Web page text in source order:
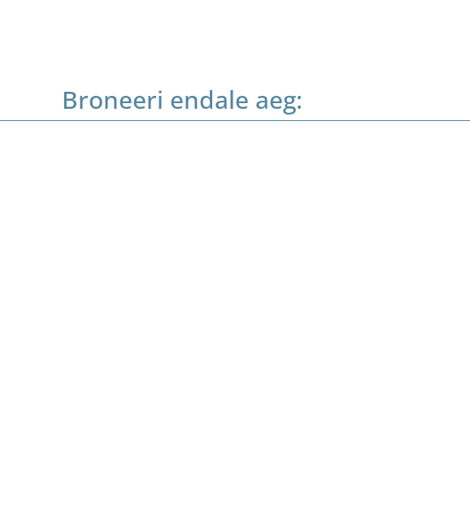
Broneeri endale aeg: